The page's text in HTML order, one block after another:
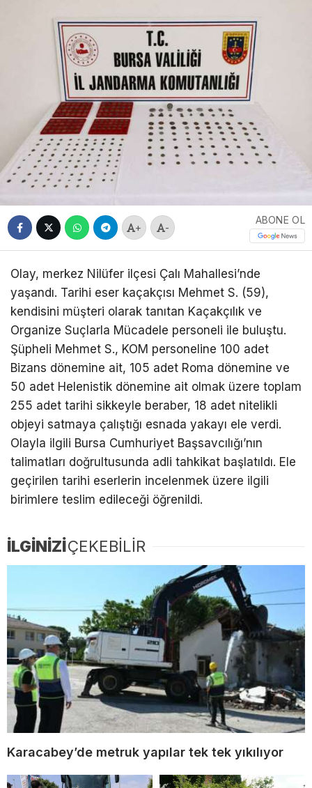
+ -
ABONE OL
Olay, merkez Nilüfer ilçesi Çalı Mahallesi’nde
yaşandı. Tarihi eser kaçakçısı Mehmet S. (59),
kendisini müşteri olarak tanıtan Kaçakçılık ve
Organize Suçlarla Mücadele personeli ile buluştu.
Şüpheli Mehmet S., KOM personeline 100 adet
Bizans dönemine ait, 105 adet Roma dönemine ve
50 adet Helenistik dönemine ait olmak üzere toplam
255 adet tarihi sikkeyle beraber, 18 adet nitelikli
objeyi satmaya çalıştığı esnada yakayı ele verdi.
Olayla ilgili Bursa Cumhuriyet Başsavcılığı’nın
talimatları doğrultusunda adli tahkikat başlatıldı. Ele
geçirilen tarihi eserlerin incelenmek üzere ilgili
birimlere teslim edileceği öğrenildi.
İLGİNİZİÇEKEBİLİR
Karacabey’de metruk yapılar tek tek yıkılıyor